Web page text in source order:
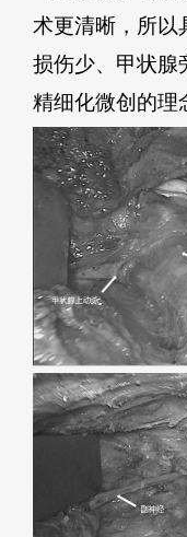
术更清晰，所以
损伤少、甲状腺
精细化微创的理